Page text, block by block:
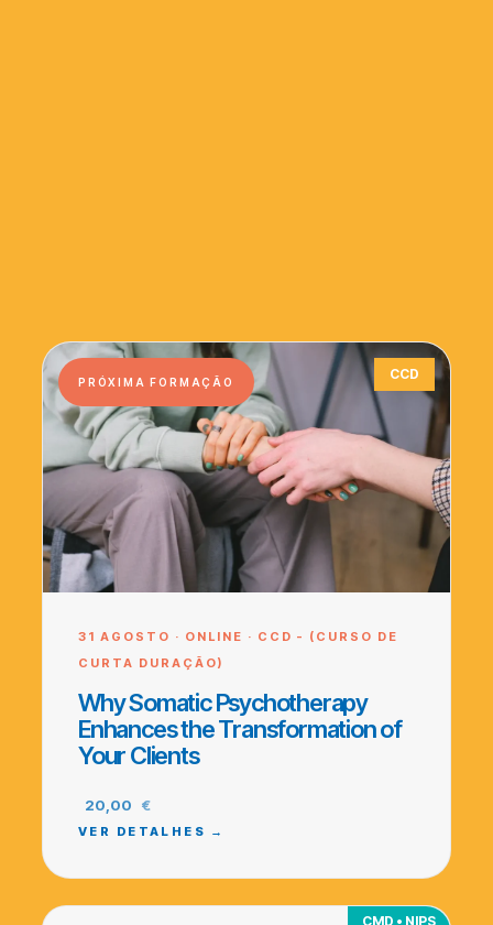
PRÓXIMA FORMAÇÃO CCD
31 AGOSTO · ONLINE · CCD - (CURSO DE
CURTA DURAÇÃO)
Why Somatic Psychotherapy
Enhances the Transformation of
Your Clients
20,00 €
VER DETALHES →
CMD • NIPS